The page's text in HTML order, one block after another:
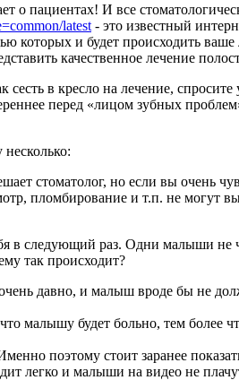
о пациентах! И все
latest - это известный
и будет происходить ваше
качественное лечение
в кресло на лечение,
перед «лицом зубных
стоматолог, но если вы очень
пломбирование и т.п. не могут
в следующий раз. Одни малыши не
так происходит?
давно, и малыш вроде бы не
малышу будет больно, тем
поэтому стоит заранее
легко и малыши на видео не